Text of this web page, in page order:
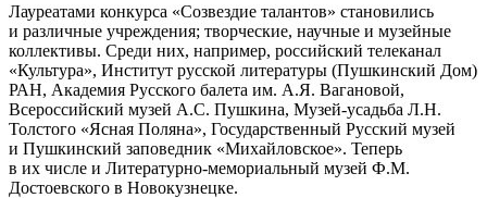
Лауреатами конкурса «Созвездие талантов» становились
и различные учреждения; творческие, научные и музейные
коллективы. Среди них, например, российский телеканал
«Культура», Институт русской литературы (Пушкинский Дом)
РАН, Академия Русского балета им. А.Я. Вагановой,
Всероссийский музей А.С. Пушкина, Музей-усадьба Л.Н.
Толстого «Ясная Поляна», Государственный Русский музей
и Пушкинский заповедник «Михайловское». Теперь
в их числе и Литературно-мемориальный музей Ф.М.
Достоевского в Новокузнецке.